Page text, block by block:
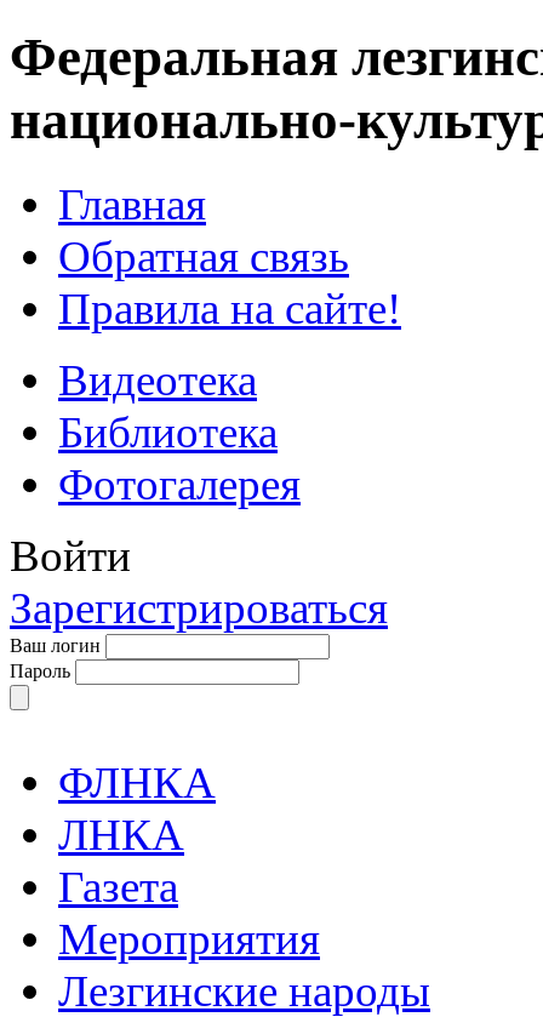
Федеральная
национально-
Главная
Обратная связь
Правила на сайте!
Видеотека
Библиотека
Фотогалерея
Войти
Зарегистрироваться
Ваш логин
Пароль
ФЛНКА
ЛНКА
Газета
Мероприятия
Лезгинские народы